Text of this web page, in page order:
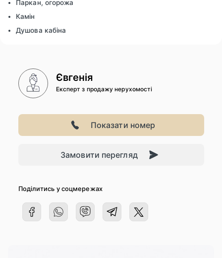
Паркан, огорожа
Камін
Душова кабіна
Євгенія
Експерт з продажу нерухомості
Показати номер
Замовити перегляд
Поділитись у соцмережах